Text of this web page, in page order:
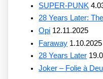
SUPER-PUNK
28 Years Later:
Opi 12.11.2025
Faraway 1.10.2025
28 Years Later
Joker – Folie à